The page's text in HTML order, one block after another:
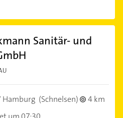
Sanitär- und
Hamburg (Schnelsen)
4 km